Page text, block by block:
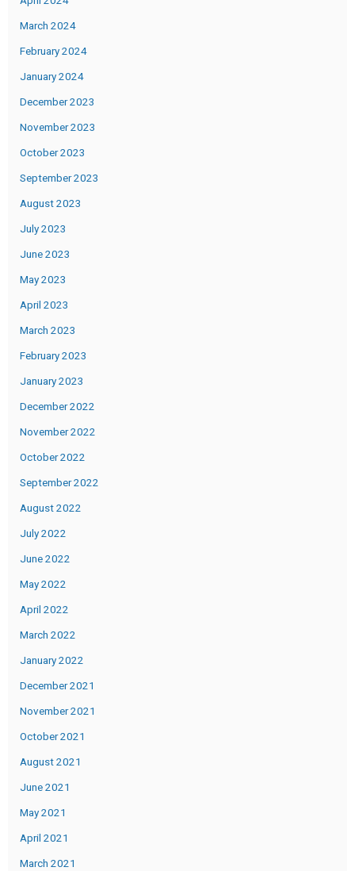
March 2024
February 2024
January 2024
December 2023
November 2023
October 2023
September 2023
August 2023
July 2023
June 2023
May 2023
April 2023
March 2023
February 2023
January 2023
December 2022
November 2022
October 2022
September 2022
August 2022
July 2022
June 2022
May 2022
April 2022
March 2022
January 2022
December 2021
November 2021
October 2021
August 2021
June 2021
May 2021
April 2021
March 2021